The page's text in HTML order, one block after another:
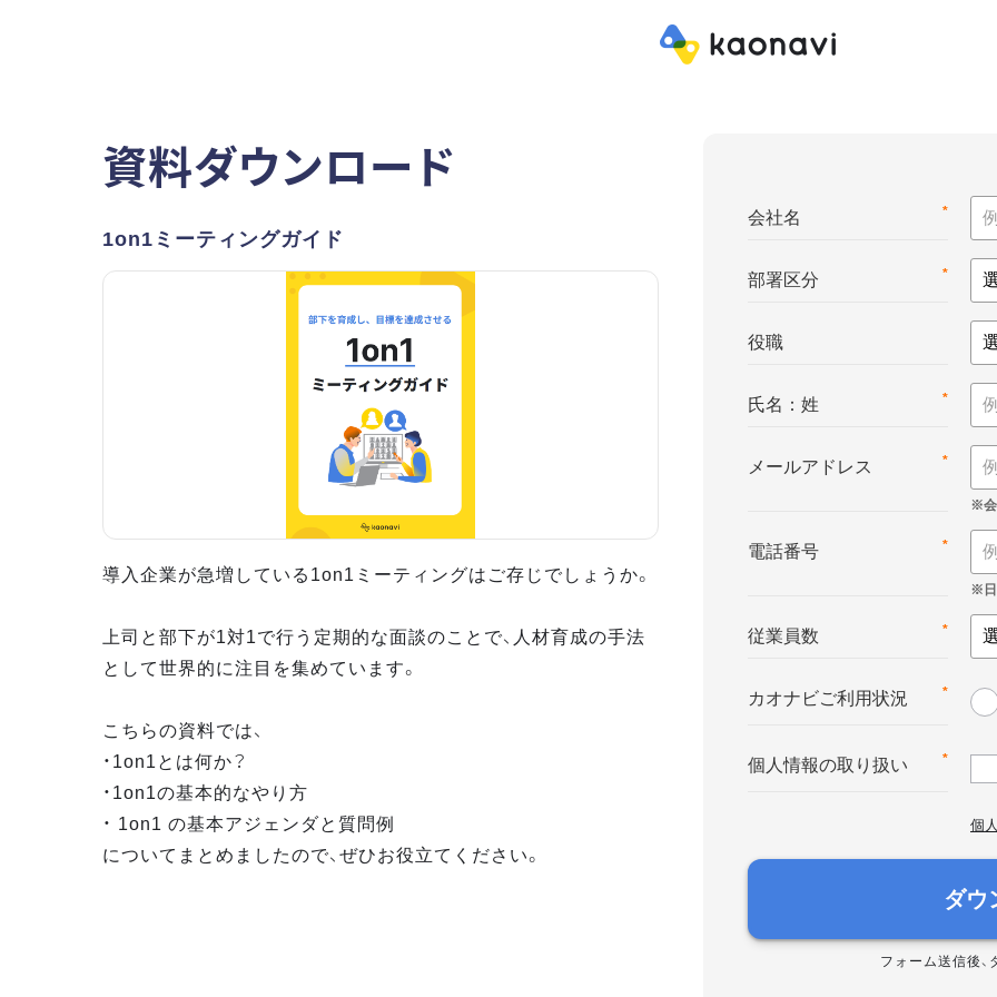
資料ダウンロード
1on1ミーティングガイド
導入企業が急増している1on1ミーティングはご存じでしょうか。
上司と部下が1対1で行う定期的な面談のことで、人材育成の手法
として世界的に注目を集めています。
こちらの資料では、
・1on1とは何か？
・1on1の基本的なやり方
・ 1on1 の基本アジェンダと質問例
についてまとめましたので、ぜひお役立てください。
*
会社名
*
部署区分
役職
*
氏名：姓
*
メールアドレス
*
電話番号
*
従業員数
*
カオナビご利用状況
*
個人情報の取り扱い
個
ダウ
フォーム送信後